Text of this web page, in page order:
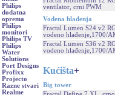
Philips
dodatna
oprema
Philips
monitori
Philips TV
Philips
Water
Solutions
Port Designs
Profixx
Projecto
Razne stvari
Realme
ventilator, crni PWM
Vodena hlađenja
Fractal Lumen S24 v2
vodeno hlađenje,1700/
Fractal Lumen S36 v2
vodeno hlađenje,1700/
Kućišta+
Big tower